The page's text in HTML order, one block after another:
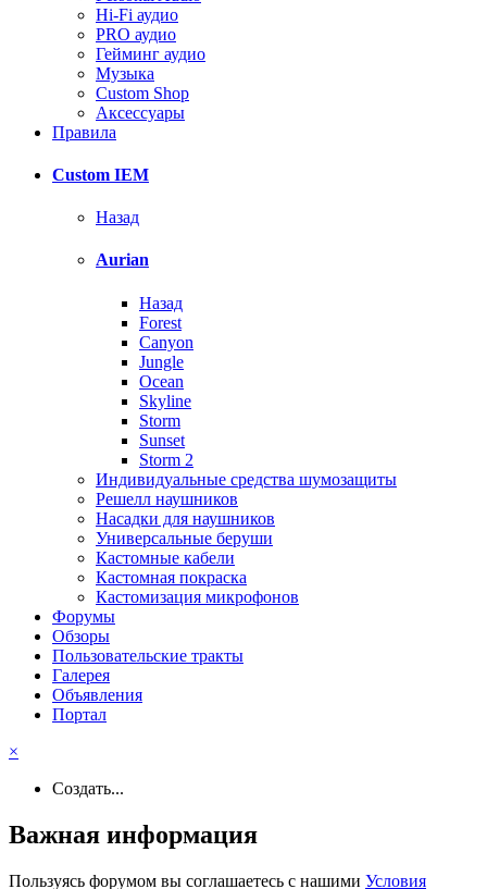
Hi-Fi аудио
PRO аудио
Гейминг аудио
Музыка
Custom Shop
Аксессуары
Правила
Custom IEM
Назад
Aurian
Назад
Forest
Canyon
Jungle
Ocean
Skyline
Storm
Sunset
Storm 2
Индивидуальные средства шумозащиты
Решелл наушников
Насадки для наушников
Универсальные беруши
Кастомные кабели
Кастомная покраска
Кастомизация микрофонов
Форумы
Обзоры
Пользовательские тракты
Галерея
Объявления
Портал
×
Создать...
Важная информация
Пользуясь форумом вы соглашаетесь с нашими Условия